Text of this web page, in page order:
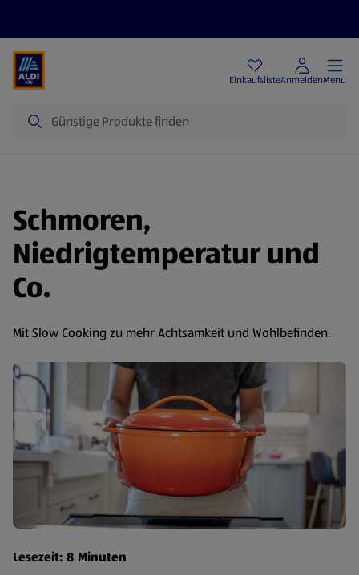
EinkaufslisteAnmeldenMenu
Schmoren,
Niedrigtemperatur und
Co.
Mit Slow Cooking zu mehr Achtsamkeit und Wohlbefinden.
Lesezeit: 8 Minuten